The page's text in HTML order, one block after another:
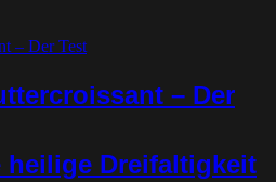
– Der
heilige Dreifaltigkeit